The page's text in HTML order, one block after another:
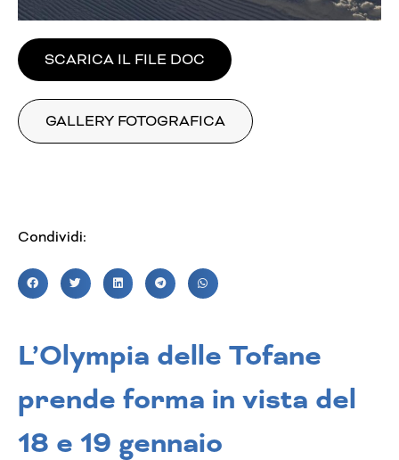
SCARICA IL FILE DOC
GALLERY FOTOGRAFICA
Condividi:
L’Olympia delle Tofane
prende forma in vista del
18 e 19 gennaio